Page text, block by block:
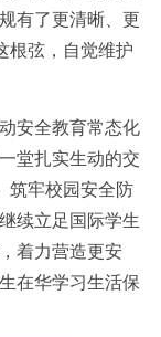
有了更清晰、更
根弦，自觉维护
安全教育常态化
堂扎实生动的交
筑牢校园安全防
续立足国际学生
着力营造更安
在华学习生活保